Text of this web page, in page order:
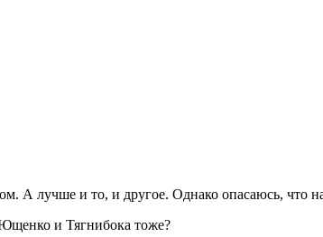
А лучше и то, и другое. Однако опасаюсь, что
и Тягнибока тоже?